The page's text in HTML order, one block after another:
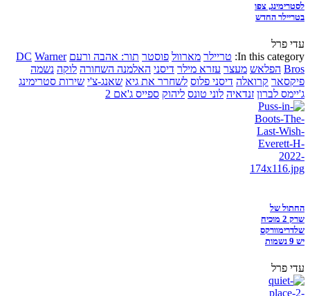
לסטרימינג, צפו
בטריילר החדש
עדי פרל
In this category: טריילר מארוול פוסטר תור: אהבה ורעם DC Warner
Bros הפלאש מעצר עזרא מילר דיסני האלמנה השחורה לוקה נשמה
פיקסאר קרואלה דיסני פלוס לשחרר את גיא שאנג-צ'י שירות סטרימינג
ג'יימס לברון זנדאיה לוני טונס ליהוק ספייס ג'אם 2
החתול של
שרק 2 מוכיח
שלדרימוורקס
יש 9 נשמות
עדי פרל